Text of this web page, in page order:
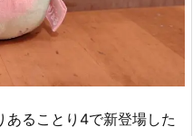
ることり4で新登場した